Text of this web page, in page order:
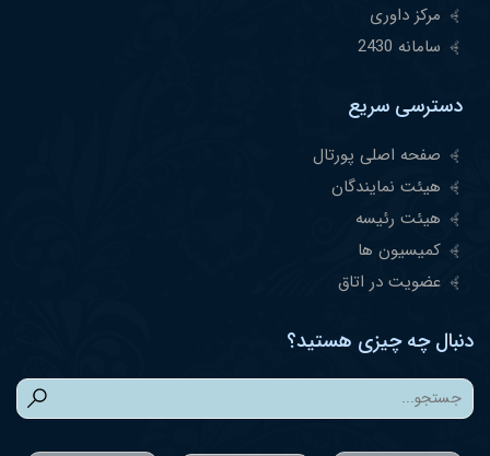
مرکز داوری
سامانه 2430
دسترسی سریع
صفحه اصلی پورتال
هیئت نمایندگان
هیئت رئیسه
کمیسیون ها
عضویت در اتاق
دنبال چه چیزی هستید؟